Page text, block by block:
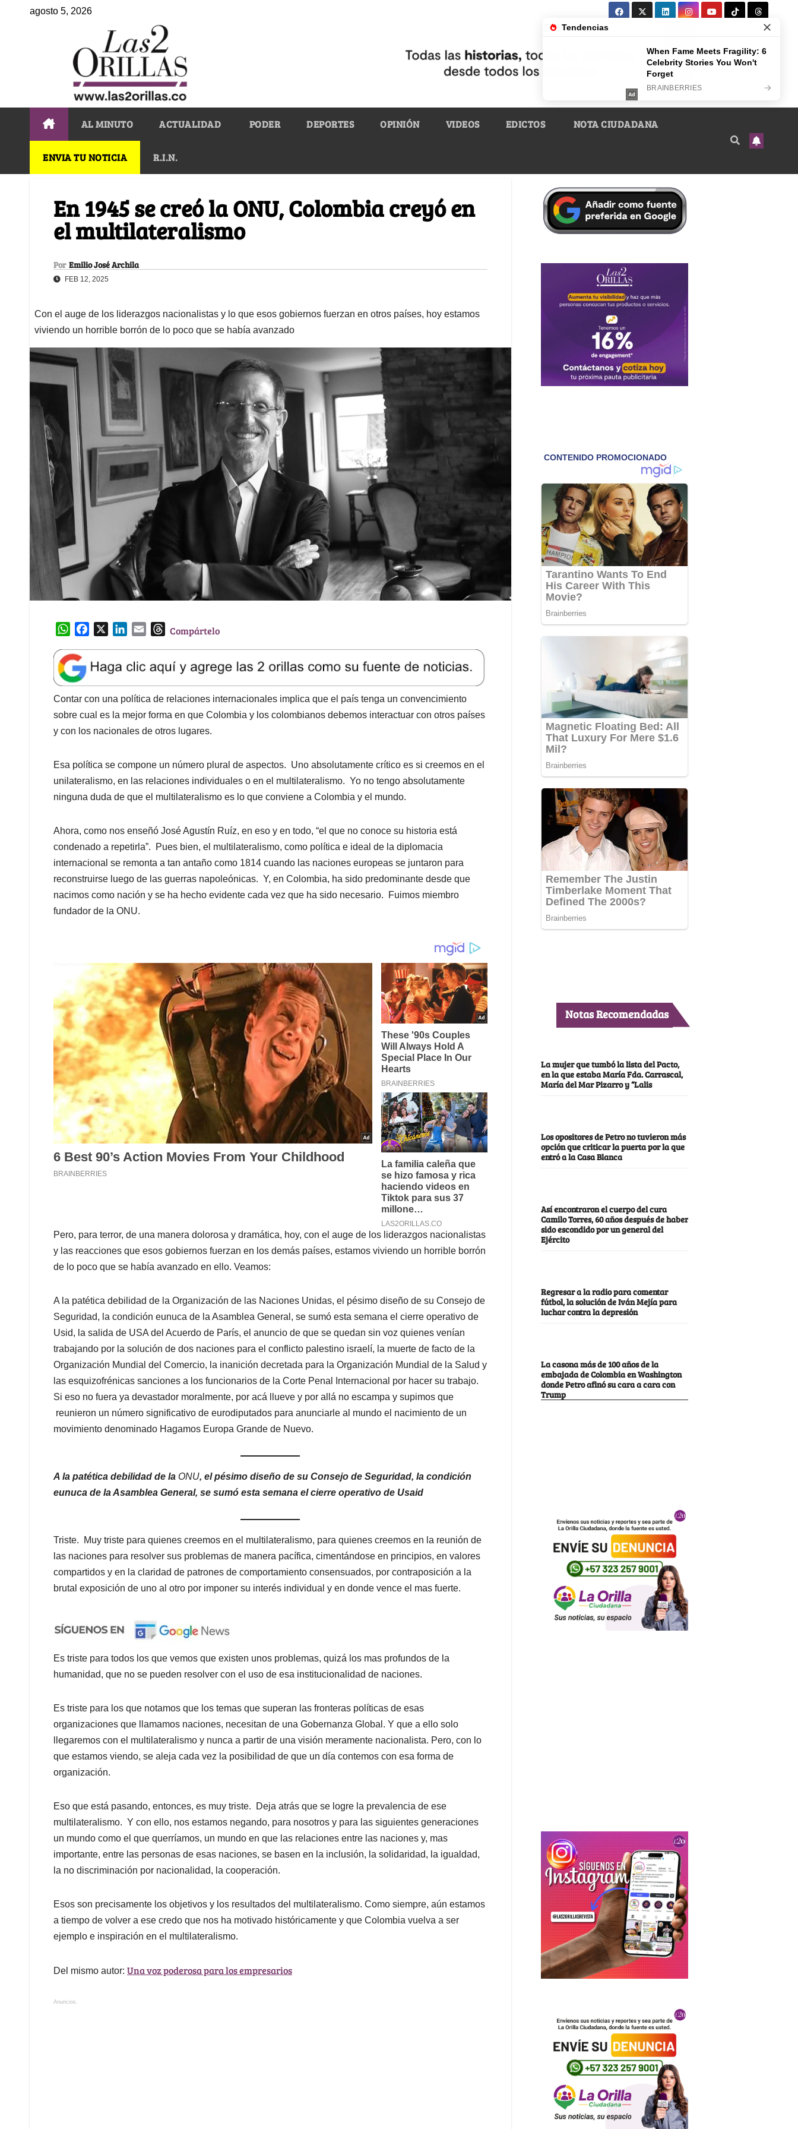
agosto 5, 2026
AL MINUTO ACTUALIDAD PODER DEPORTES OPINIÓN VIDEOS EDICTOS NOTA CIUDADANA
ENVIA TU NOTICIA R.I.N.
En 1945 se creó la ONU, Colombia creyó en
el multilateralismo
Por Emilio José Archila
FEB 12, 2025
Con el auge de los liderazgos nacionalistas y lo que esos gobiernos fuerzan en otros países, hoy estamos
viviendo un horrible borrón de lo poco que se había avanzado
W
a
t
s
A
p
p
e
b
o
o
k
k
e
d
I
n
l
T
e
a
d
s
Compártelo
Contar con una política de relaciones internacionales implica que el país tenga un convencimiento
sobre cual es la mejor forma en que Colombia y los colombianos debemos interactuar con otros países
y con los nacionales de otros lugares.
Esa política se compone un número plural de aspectos. Uno absolutamente crítico es si creemos en el
unilateralismo, en las relaciones individuales o en el multilateralismo. Yo no tengo absolutamente
ninguna duda de que el multilateralismo es lo que conviene a Colombia y el mundo.
Ahora, como nos enseñó José Agustín Ruíz, en eso y en todo, “el que no conoce su historia está
condenado a repetirla”. Pues bien, el multilateralismo, como política e ideal de la diplomacia
internacional se remonta a tan antaño como 1814 cuando las naciones europeas se juntaron para
reconstruirse luego de las guerras napoleónicas. Y, en Colombia, ha sido predominante desde que
nacimos como nación y se ha hecho evidente cada vez que ha sido necesario. Fuimos miembro
fundador de la ONU.
Pero, para terror, de una manera dolorosa y dramática, hoy, con el auge de los liderazgos nacionalistas
y las reacciones que esos gobiernos fuerzan en los demás países, estamos viviendo un horrible borrón
de lo poco que se había avanzado en ello. Veamos:
A la patética debilidad de la Organización de las Naciones Unidas, el pésimo diseño de su Consejo de
Seguridad, la condición eunuca de la Asamblea General, se sumó esta semana el cierre operativo de
Usid, la salida de USA del Acuerdo de París, el anuncio de que se quedan sin voz quienes venían
trabajando por la solución de dos naciones para el conflicto palestino israelí, la muerte de facto de la
Organización Mundial del Comercio, la inanición decretada para la Organización Mundial de la Salud y
las esquizofrénicas sanciones a los funcionarios de la Corte Penal Internacional por hacer su trabajo.
Si eso no fuera ya devastador moralmente, por acá llueve y por allá no escampa y supimos que
reunieron un número significativo de eurodiputados para anunciarle al mundo el nacimiento de un
movimiento denominado Hagamos Europa Grande de Nuevo.
A la patética debilidad de la ONU, el pésimo diseño de su Consejo de Seguridad, la condición
eunuca de la Asamblea General, se sumó esta semana el cierre operativo de Usaid
Triste. Muy triste para quienes creemos en el multilateralismo, para quienes creemos en la reunión de
las naciones para resolver sus problemas de manera pacífica, cimentándose en principios, en valores
compartidos y en la claridad de patrones de comportamiento consensuados, por contraposición a la
brutal exposición de uno al otro por imponer su interés individual y en donde vence el mas fuerte.
Es triste para todos los que vemos que existen unos problemas, quizá los mas profundos de la
humanidad, que no se pueden resolver con el uso de esa institucionalidad de naciones.
Es triste para los que notamos que los temas que superan las fronteras políticas de esas
organizaciones que llamamos naciones, necesitan de una Gobernanza Global. Y que a ello solo
llegaremos con el multilateralismo y nunca a partir de una visión meramente nacionalista. Pero, con lo
que estamos viendo, se aleja cada vez la posibilidad de que un día contemos con esa forma de
organización.
Eso que está pasando, entonces, es muy triste. Deja atrás que se logre la prevalencia de ese
multilateralismo. Y con ello, nos estamos negando, para nosotros y para las siguientes generaciones
un mundo como el que querríamos, un mundo en que las relaciones entre las naciones y, mas
importante, entre las personas de esas naciones, se basen en la inclusión, la solidaridad, la igualdad,
la no discriminación por nacionalidad, la cooperación.
Esos son precisamente los objetivos y los resultados del multilateralismo. Como siempre, aún estamos
a tiempo de volver a ese credo que nos ha motivado históricamente y que Colombia vuelva a ser
ejemplo e inspiración en el multilateralismo.
Del mismo autor: Una voz poderosa para los empresarios
Anuncios.
Notas Recomendadas
La mujer que tumbó la lista del Pacto,
en la que estaba María Fda. Carrascal,
María del Mar Pizarro y “Lalis
Los opositores de Petro no tuvieron más
opción que criticar la puerta por la que
entró a la Casa Blanca
Así encontraron el cuerpo del cura
Camilo Torres, 60 años después de haber
sido escondido por un general del
Ejército
Regresar a la radio para comentar
fútbol, la solución de Iván Mejía para
luchar contra la depresión
La casona más de 100 años de la
embajada de Colombia en Washington
donde Petro afinó su cara a cara con
Trump